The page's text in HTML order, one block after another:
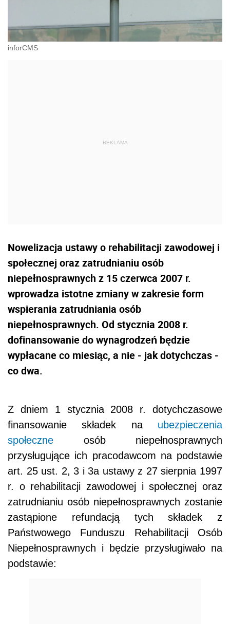
inforCMS
Nowelizacja ustawy o rehabilitacji zawodowej i
społecznej oraz zatrudnianiu osób
niepełnosprawnych z 15 czerwca 2007 r.
wprowadza istotne zmiany w zakresie form
wspierania zatrudniania osób
niepełnosprawnych. Od stycznia 2008 r.
dofinansowanie do wynagrodzeń będzie
wypłacane co miesiąc, a nie - jak dotychczas -
co dwa.
Z dniem 1 stycznia 2008 r. dotychczasowe
finansowanie składek na ubezpieczenia
społeczne osób niepełnosprawnych
przysługujące ich pracodawcom na podstawie
art. 25 ust. 2, 3 i 3a ustawy z 27 sierpnia 1997
r. o rehabilitacji zawodowej i społecznej oraz
zatrudnianiu osób niepełnosprawnych zostanie
zastąpione refundacją tych składek z
Państwowego Funduszu Rehabilitacji Osób
Niepełnosprawnych i będzie przysługiwało na
podstawie: